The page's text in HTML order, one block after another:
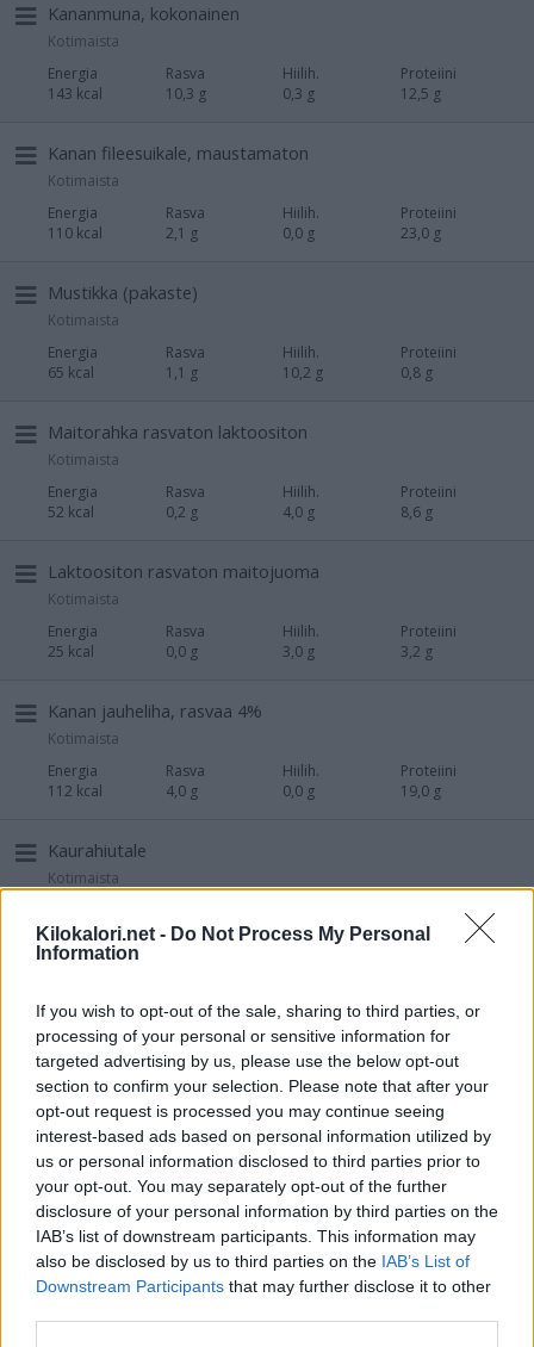
Kilokalori.net - Do Not Process My Personal
Information
If you wish to opt-out of the sale, sharing to third parties, or
processing of your personal or sensitive information for
targeted advertising by us, please use the below opt-out
section to confirm your selection. Please note that after your
opt-out request is processed you may continue seeing
interest-based ads based on personal information utilized by
us or personal information disclosed to third parties prior to
your opt-out. You may separately opt-out of the further
disclosure of your personal information by third parties on the
IAB’s list of downstream participants. This information may
also be disclosed by us to third parties on the IAB’s List of
Downstream Participants that may further disclose it to other
Kananmuna, kokonainen
Kotimaista
Energia
143 kcal
Rasva
10,3 g
Hiilih.
0,3 g
Proteiini
12,5 g
Kanan fileesuikale, maustamaton
Kotimaista
Energia
110 kcal
Rasva
2,1 g
Hiilih.
0,0 g
Proteiini
23,0 g
Mustikka (pakaste)
Kotimaista
Energia
65 kcal
Rasva
1,1 g
Hiilih.
10,2 g
Proteiini
0,8 g
Maitorahka rasvaton laktoositon
Kotimaista
Energia
52 kcal
Rasva
0,2 g
Hiilih.
4,0 g
Proteiini
8,6 g
Laktoositon rasvaton maitojuoma
Kotimaista
Energia
25 kcal
Rasva
0,0 g
Hiilih.
3,0 g
Proteiini
3,2 g
Kanan jauheliha, rasvaa 4%
Kotimaista
Energia
112 kcal
Rasva
4,0 g
Hiilih.
0,0 g
Proteiini
19,0 g
Kaurahiutale
Kotimaista
370 kcal
6,9 g
59,0 g
13,0 g
Kotimaista
38 kcal
Rasva
1,5 g
2,7 g
3,5 g
Laktoositon kevyt kermaviili
Kotimaista
Energia
80 kcal
Rasva
6,0 g
Hiilih.
4,0 g
Proteiini
2,6 g
Isot kananmunat
Kotimaista
Energia
Rasva
Hiilih.
Proteiini